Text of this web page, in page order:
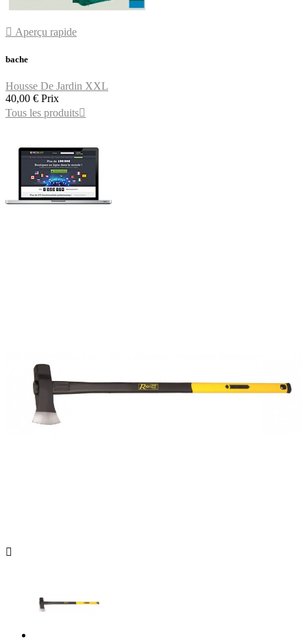
 Aperçu rapide
bache
Housse De Jardin XXL
40,00 € Prix
Tous les produits
